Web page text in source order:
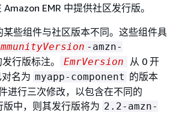
EMR 中提供社区发行版。
某些组件与社区版本不同。这些组件具
-amzn-
发行版标注。 EmrVersion
从 0 开
名为 myapp-component 的版本
进行三次修改，以包含在不同的
版中，则其发行版将为 2.2-amzn-